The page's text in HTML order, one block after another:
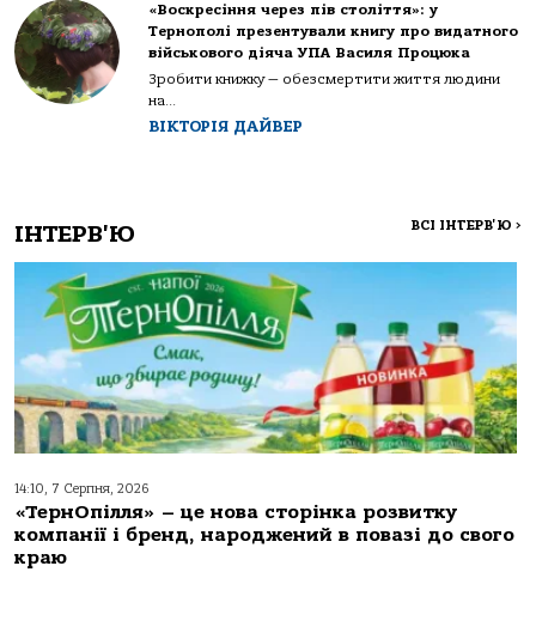
«Воскресіння через пів століття»: у
Тернополі презентували книгу про видатного
військового діяча УПА Василя Процюка
Зробити книжку — обезсмертити життя людини
на...
ВІКТОРІЯ ДАЙВЕР
ІНТЕРВ'Ю ВСІ ІНТЕРВ'Ю >
14:10, 7 Серпня, 2026
«ТернОпілля» – це нова сторінка розвитку
компанії і бренд, народжений в повазі до свого
краю